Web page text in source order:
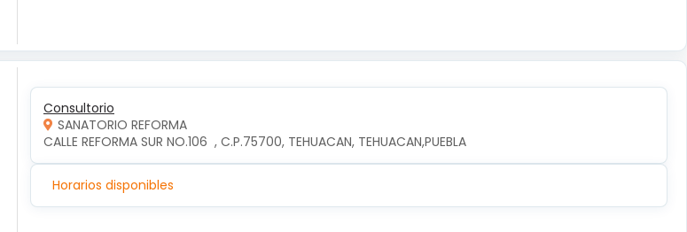
Consultorio
SANATORIO REFORMA
CALLE REFORMA SUR NO.106  , C.P.75700, TEHUACAN, TEHUACAN,PUEBLA
Horarios disponibles